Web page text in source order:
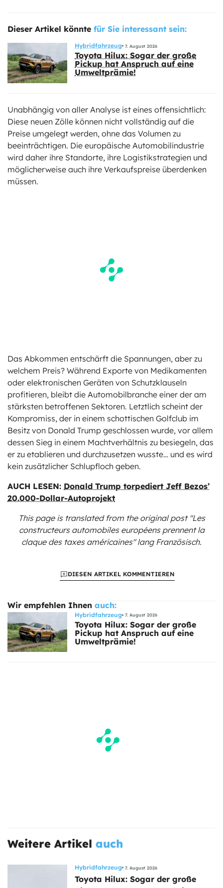
Dieser Artikel könnte für Sie interessant sein:
Hybridfahrzeug 7. August 2026
Toyota Hilux: Sogar der große
Pickup hat Anspruch auf eine
Umweltprämie!
Unabhängig von aller Analyse ist eines offensichtlich:
Diese neuen Zölle können nicht vollständig auf die
Preise umgelegt werden, ohne das Volumen zu
beeinträchtigen. Die europäische Automobilindustrie
wird daher ihre Standorte, ihre Logistikstrategien und
möglicherweise auch ihre Verkaufspreise überdenken
müssen.
Das Abkommen entschärft die Spannungen, aber zu
welchem Preis? Während Exporte von Medikamenten
oder elektronischen Geräten von Schutzklauseln
profitieren, bleibt die Automobilbranche einer der am
stärksten betroffenen Sektoren. Letztlich scheint der
Kompromiss, der in einem schottischen Golfclub im
Besitz von Donald Trump geschlossen wurde, vor allem
dessen Sieg in einem Machtverhältnis zu besiegeln, das
er zu etablieren und durchzusetzen wusste… und es wird
kein zusätzlicher Schlupfloch geben.
AUCH LESEN: Donald Trump torpediert Jeff Bezos’
20.000-Dollar-Autoprojekt
This page is translated from the originalpost "Les
constructeurs automobiles européens prennent la
claque des taxes américaines"lang Französisch.
DIESEN ARTIKEL KOMMENTIEREN
Wir empfehlen Ihnen auch:
Hybridfahrzeug 7. August 2026
Toyota Hilux: Sogar der große
Pickup hat Anspruch auf eine
Umweltprämie!
Weitere Artikel auch
Hybridfahrzeug 7. August 2026
Toyota Hilux: Sogar der große